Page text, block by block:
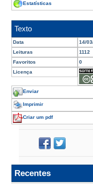
Estatísticas
Texto
Data
14/
Leituras
1112
Favoritos
0
Licença
Enviar
Imprimir
Criar um pdf
Recentes